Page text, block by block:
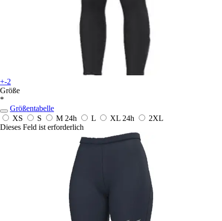
+-2
Größe
*
Größentabelle
XS
S M 24h L XL 24h
2XL
Dieses Feld ist erforderlich